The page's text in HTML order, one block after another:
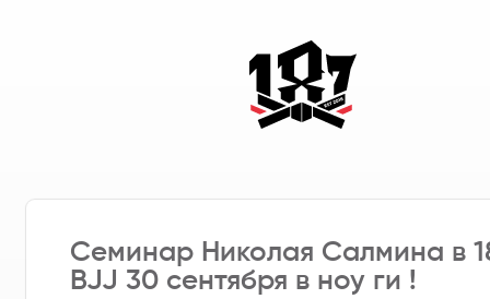
Семинар Николая Салмина в
BJJ 30 сентября в ноу ги !